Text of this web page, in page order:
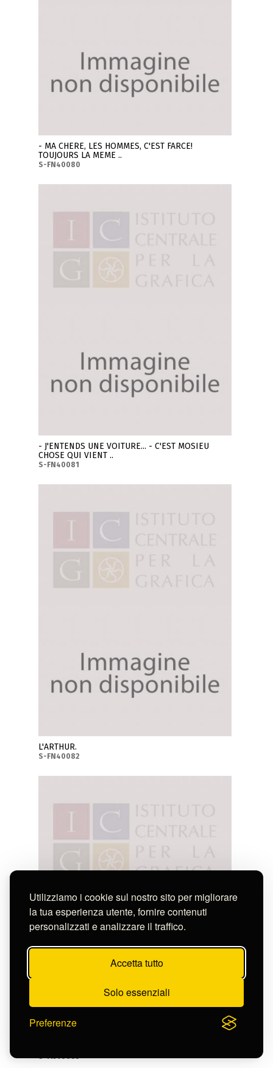
Utilizziamo i cookie sul nostro sito per migliorare
la tua esperienza utente, fornire contenuti
personalizzati e analizzare il traffico.
Accetta tutto
Solo essenziali
Preferenze
- MA CHERE, LES HOMMES, C'EST FARCE!
TOUJOURS LA MEME ..
S-FN40080
- J'ENTENDS UNE VOITURE... - C'EST MOSIEU
CHOSE QUI VIENT ..
S-FN40081
L'ARTHUR.
S-FN40082
S-FN40083